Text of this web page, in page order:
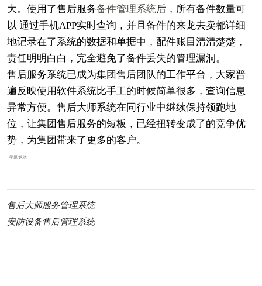
大。使用了售后服务备件管理系统后，所有备件数量可
以 通过手机APP实时查询，并且备件的来龙去卖都详细
地记录在了系统的数据和单据中，配件账目清清楚楚，
责任明明白白，完全避免了备件丢失的管理漏洞。
售后服务系统已成为集团售后团队的工作平台，大家普
遍反映使用软件系统比手工的时候简单很多，查询信息
异常方便。售后大师系统在同行业中继续保持领跑地
位，让集团售后服务的短板，已经扭转变成了的竞争优
势，为集团带来了更多的客户。
举报/反馈
售后大师服务管理系统
安防设备售后管理系统